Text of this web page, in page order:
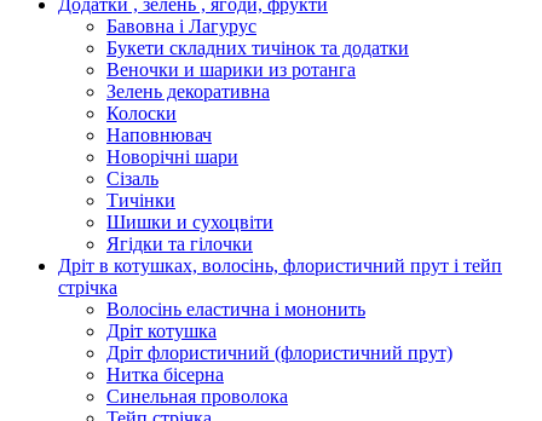
Додатки , зелень , ягоди, фрукти
Бавовна і Лагурус
Букети складних тичінок та додатки
Веночки и шарики из ротанга
Зелень декоративна
Колоски
Наповнювач
Новорічні шари
Сізаль
Тичінки
Шишки и сухоцвіти
Ягідки та гілочки
Дріт в котушках, волосінь, флористичний прут і тейп
стрічка
Волосінь еластична і мононить
Дріт котушка
Дріт флористичний (флористичний прут)
Нитка бісерна
Синельная проволока